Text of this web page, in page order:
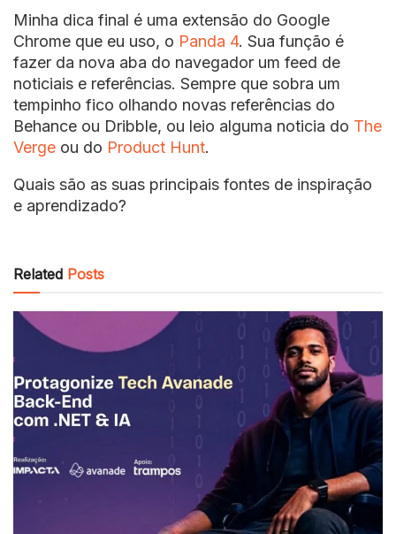
Minha dica final é uma extensão do Google
Chrome que eu uso, o Panda 4. Sua função é
fazer da nova aba do navegador um feed de
noticiais e referências. Sempre que sobra um
tempinho fico olhando novas referências do
Behance ou Dribble, ou leio alguma noticia do The
Verge ou do Product Hunt.
Quais são as suas principais fontes de inspiração
e aprendizado?
Related Posts